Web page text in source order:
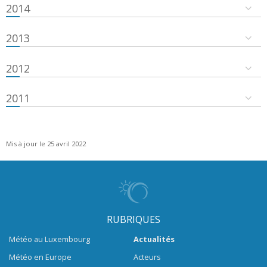
2014
2013
2012
2011
Mis à jour le 25 avril 2022
RUBRIQUES
Météo au Luxembourg
Météo en Europe
Actualités
Acteurs